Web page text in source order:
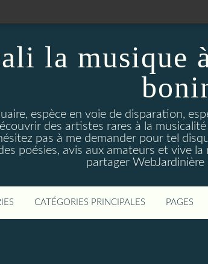
la musique
espèce en voie de disparation,
des artistes rares à la
pas à me demander pour tel
poésies, avis aux amateurs et vive
partager WebJardinière
CATÉGORIES PRINCIPALES PAGES